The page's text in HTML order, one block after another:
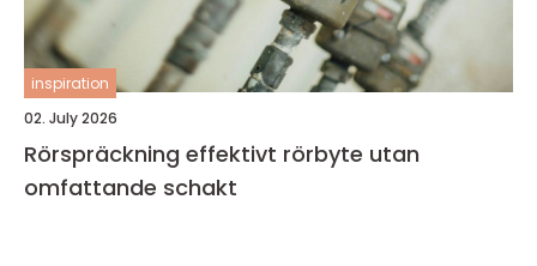
inspiration
02. July 2026
Rörspräckning effektivt rörbyte utan
omfattande schakt